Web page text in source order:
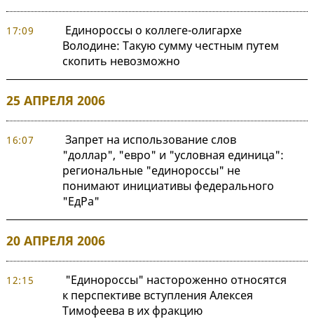
17:09
Единороссы о коллеге-олигархе
Володине: Такую сумму честным путем
скопить невозможно
25 АПРЕЛЯ 2006
16:07
Запрет на использование слов
"доллар", "евро" и "условная единица":
региональные "единороссы" не
понимают инициативы федерального
"ЕдРа"
20 АПРЕЛЯ 2006
12:15
"Единороссы" настороженно относятся
к перспективе вступления Алексея
Тимофеева в их фракцию